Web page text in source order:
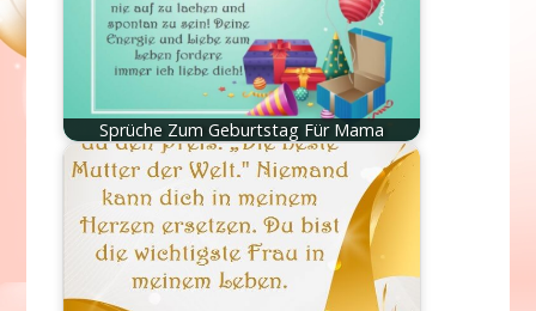
Sprüche Zum Geburtstag Für Mama